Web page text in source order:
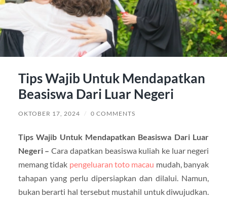
Tips Wajib Untuk Mendapatkan
Beasiswa Dari Luar Negeri
OKTOBER 17, 2024 / 0 COMMENTS
Tips Wajib Untuk Mendapatkan Beasiswa Dari Luar
Negeri –Cara dapatkan beasiswa kuliah ke luar negeri
memang tidak pengeluaran toto macau mudah, banyak
tahapan yang perlu dipersiapkan dan dilalui. Namun,
bukan berarti hal tersebut mustahil untuk diwujudkan.